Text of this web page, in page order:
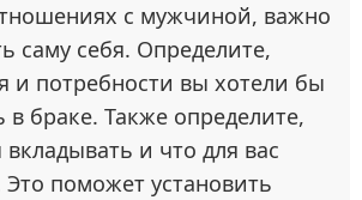
с мужчиной, важно
саму себя. Определите,
и потребности вы хотели бы
в браке. Также определите,
и что для вас
поможет установить